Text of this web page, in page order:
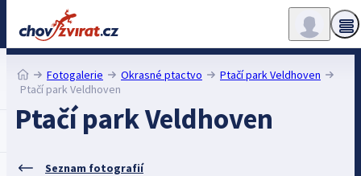
Fotogalerie Okrasné ptactvo
Ptačí park Veldhoven
Ptačí park Veldhoven
Ptačí park Veldhoven
Seznam fotografií